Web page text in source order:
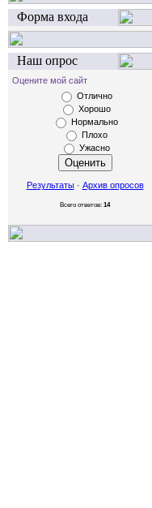
Форма входа
Наш опрос
Оцените мой сайт
Отлично
Хорошо
Нормально
Плохо
Ужасно
Результаты· Архив опросов
Всего ответов: 14